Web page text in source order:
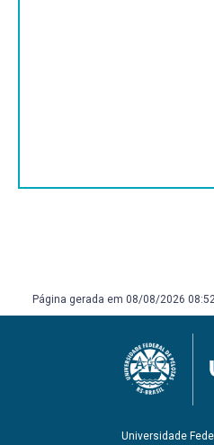
Página gerada em 08/08/2026
Universidade